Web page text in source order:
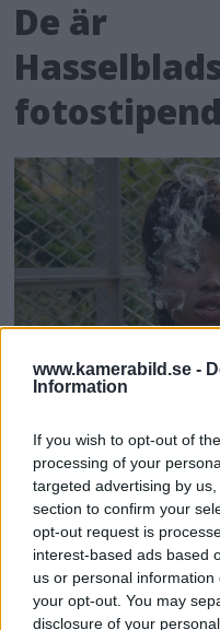
www.kamerabild.se -
Information
If you wish to opt-out of
processing of your
targeted advertising by
section to confirm your
opt-out request is
interest-based ads based
us or personal
your opt-out. You may
disclosure of your
De är
Sök
naturfoto-